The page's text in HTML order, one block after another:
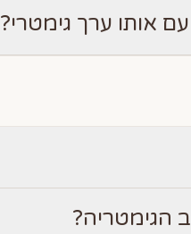
אותו ערך גימטרי?